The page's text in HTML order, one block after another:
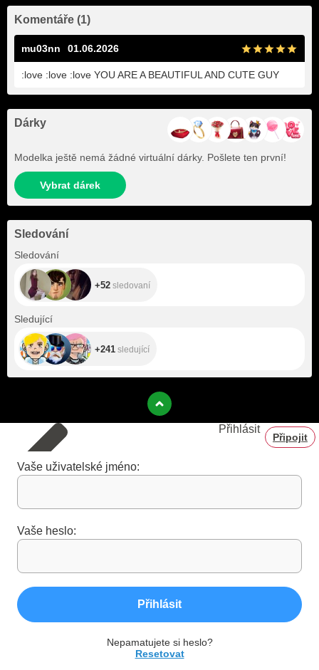
Komentáře (1)
mu03nn 01.06.2026
:love :love :love YOU ARE A BEAUTIFUL AND CUTE GUY
Dárky
Modelka ještě nemá žádné virtuální dárky. Pošlete ten první!
Vybrat dárek
Sledování
Sledování
+52 sledovaní
Sledující
+241 sledující
Přihlásit
Připojit
Vaše uživatelské jméno:
Vaše heslo:
Přihlásit
Nepamatujete si heslo?
Resetovat